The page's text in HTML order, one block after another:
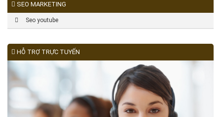
SEO MARKETING
Seo youtube
HỖ TRỢ TRỰC TUYẾN